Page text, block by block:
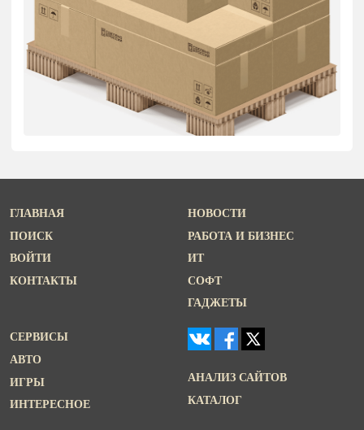
ГЛАВНАЯ
ПОИСК
ВОЙТИ
КОНТАКТЫ
НОВОСТИ
РАБОТА И БИЗНЕС
ИТ
СОФТ
ГАДЖЕТЫ
СЕРВИСЫ
АВТО
ИГРЫ
ИНТЕРЕСНОЕ
АНАЛИЗ САЙТОВ
КАТАЛОГ